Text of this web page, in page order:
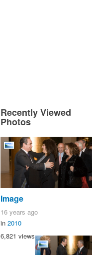
Recently Viewed
Photos
Image
16 years ago
in 2010
6,821 views